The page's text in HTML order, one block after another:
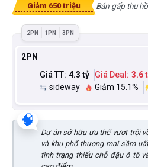
Giảm 650 triệu Bán gấp thu
2PN 1PN 3PN
2PN
Giá TT: 4.3 tỷ Giá Deal: 3.6
sideway
Giảm 15.1%
🧠
Dự án sở hữu ưu thế vượt trội
và khu phố thương mại sầm
tình trạng thiếu chỗ đậu ô tô